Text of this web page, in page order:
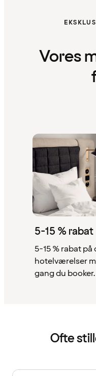
Vores
5-15 % rabat
5-15 % rabat
hotelværelser
gang du booker.
Ofte